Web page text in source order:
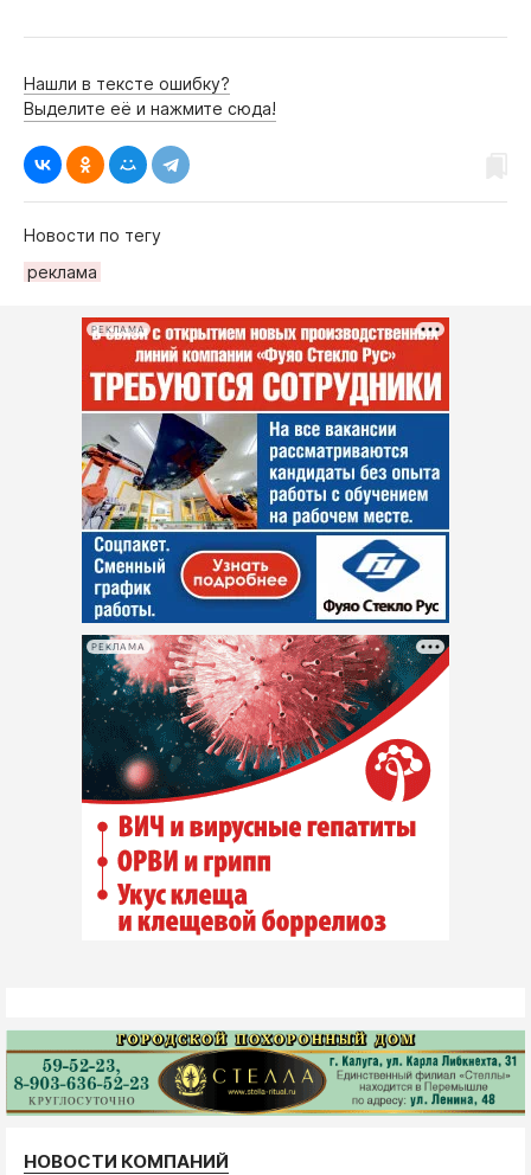
Нашли в тексте ошибку?
Выделите её и нажмите сюда!
Новости по тегу
рeклама
РЕКЛАМА
РЕКЛАМА
НОВОСТИ КОМПАНИЙ